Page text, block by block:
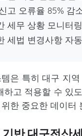
고 오류율 85% 감
세무 상황 모니터
세법 변경사항 자
은 특히 대구 지
하고 적용할 수 있
한 중요한 데이터